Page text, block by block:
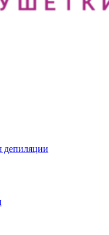
депиляции